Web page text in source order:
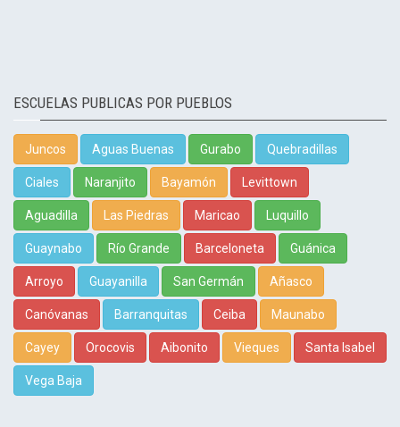
ESCUELAS PUBLICAS POR PUEBLOS
Juncos Aguas Buenas Gurabo Quebradillas
Ciales Naranjito Bayamón Levittown
Aguadilla Las Piedras Maricao Luquillo
Guaynabo Río Grande Barceloneta Guánica
Arroyo Guayanilla San Germán Añasco
Canóvanas Barranquitas Ceiba Maunabo
Cayey Orocovis Aibonito Vieques Santa Isabel
Vega Baja